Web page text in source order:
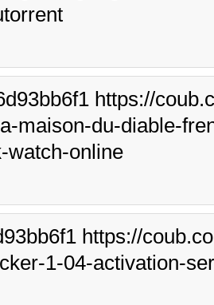
https://
maison-du-diable-
watch-online
https://
1-04-activation-